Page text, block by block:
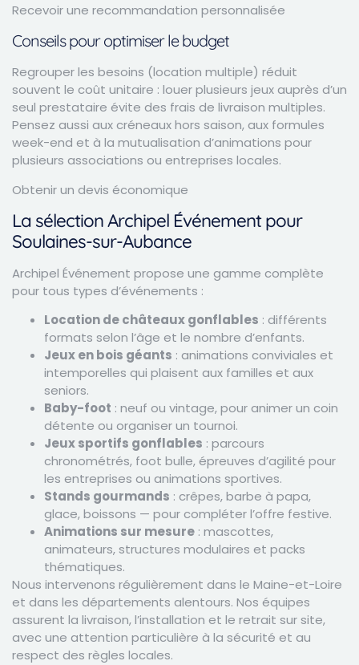
Recevoir une recommandation personnalisée
Conseils pour optimiser le budget
Regrouper les besoins (location multiple) réduit
souvent le coût unitaire : louer plusieurs jeux auprès d’un
seul prestataire évite des frais de livraison multiples.
Pensez aussi aux créneaux hors saison, aux formules
week-end et à la mutualisation d’animations pour
plusieurs associations ou entreprises locales.
Obtenir un devis économique
La sélection Archipel Événement pour
Soulaines-sur-Aubance
Archipel Événement propose une gamme complète
pour tous types d’événements :
Location de châteaux gonflables : différents
formats selon l’âge et le nombre d’enfants.
Jeux en bois géants : animations conviviales et
intemporelles qui plaisent aux familles et aux
seniors.
Baby-foot : neuf ou vintage, pour animer un coin
détente ou organiser un tournoi.
Jeux sportifs gonflables : parcours
chronométrés, foot bulle, épreuves d’agilité pour
les entreprises ou animations sportives.
Stands gourmands : crêpes, barbe à papa,
glace, boissons — pour compléter l’offre festive.
Animations sur mesure : mascottes,
animateurs, structures modulaires et packs
thématiques.
Nous intervenons régulièrement dans le Maine-et-Loire
et dans les départements alentours. Nos équipes
assurent la livraison, l’installation et le retrait sur site,
avec une attention particulière à la sécurité et au
respect des règles locales.